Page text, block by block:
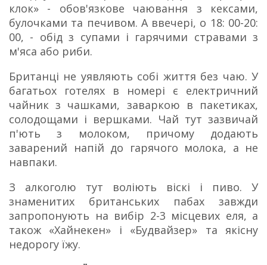
клок» - обов'язкове чаювання з кексами,
булочками та печивом. А ввечері, о 18: 00-20:
00, - обід з супами і гарячими стравами з
м'яса або риби.
Британці не уявляють собі життя без чаю. У
багатьох готелях в номері є електричний
чайник з чашками, заваркою в пакетиках,
солодощами і вершками. Чай тут зазвичай
п'ють з молоком, причому додають
заварений напій до гарячого молока, а не
навпаки.
З алкоголю тут воліють віскі і пиво. У
знаменитих британських пабах завжди
запропонують на вибір 2-3 місцевих еля, а
також «Хайнекен» і «Будвайзер» та якісну
недорогу їжу.